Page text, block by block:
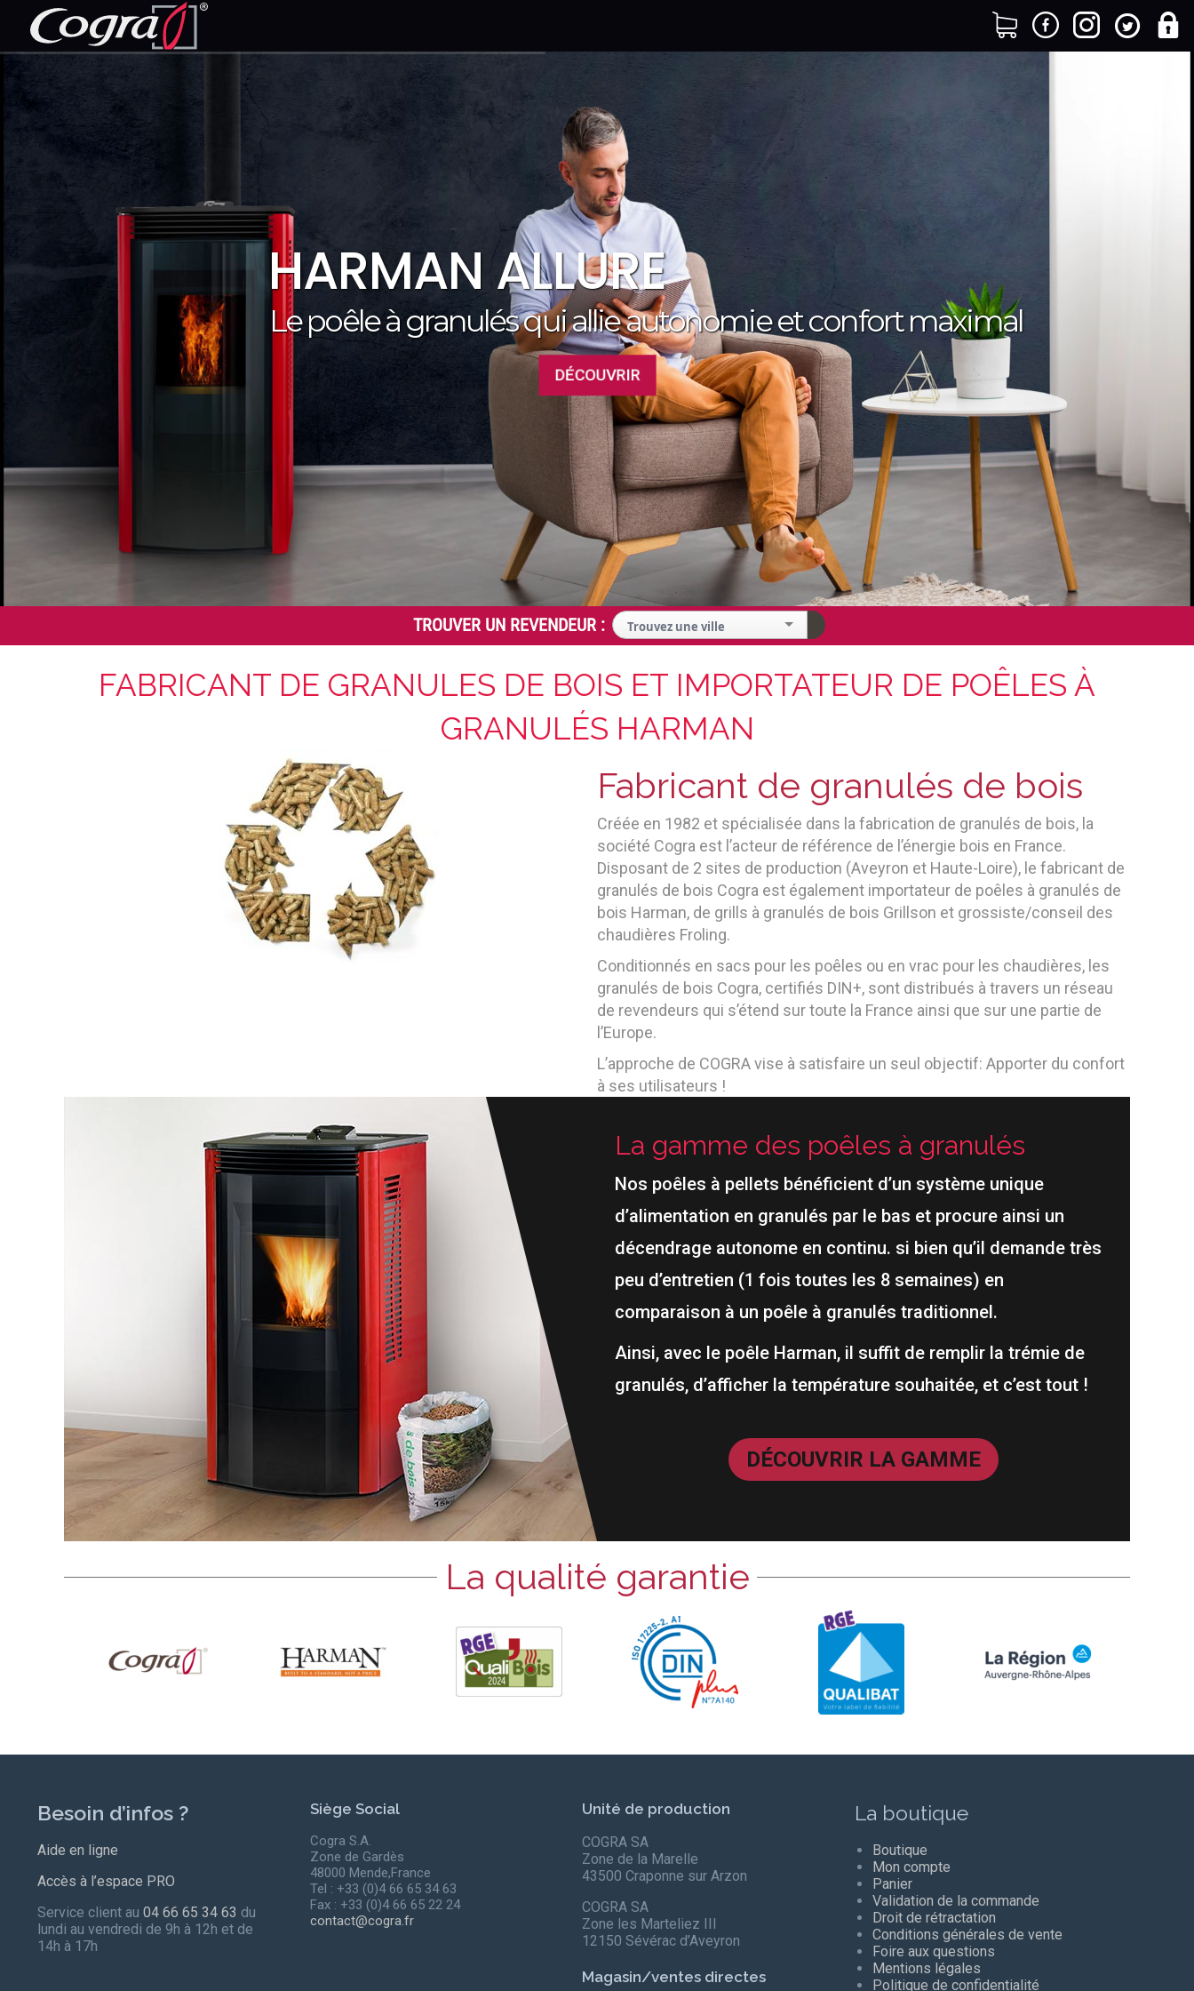
Le poêle à granulés qui allie autonomie et confort maximal
HARMAN ALLURE
DÉCOUVRIR
FABRICANT DE GRANULES DE BOIS ET IMPORTATEUR DE POÊLES À
GRANULÉS HARMAN
Fabricant de granulés de bois
Créée en 1982 et spécialisée dans la fabrication de granulés de bois, la
société Cogra est l’acteur de référence de l’énergie bois en France.
Disposant de 2 sites de production (Aveyron et Haute-Loire), le fabricant de
granulés de bois Cogra est également importateur de poêles à granulés de
bois Harman, de grills à granulés de bois Grillson et grossiste/conseil des
chaudières Froling.
Conditionnés en sacs pour les poêles ou en vrac pour les chaudières, les
granulés de bois Cogra, certifiés DIN+, sont distribués à travers un réseau
de revendeurs qui s’étend sur toute la France ainsi que sur une partie de
l’Europe.
L’approche de COGRA vise à satisfaire un seul objectif: Apporter du confort
à ses utilisateurs !
La gamme des poêles à granulés
Nos poêles à pellets bénéficient d’un système unique
d’alimentation en granulés par le bas et procure ainsi un
décendrage autonome en continu. si bien qu’il demande très
peu d’entretien (1 fois toutes les 8 semaines) en
comparaison à un poêle à granulés traditionnel.
Ainsi, avec le poêle Harman, il suffit de remplir la trémie de
granulés, d’afficher la température souhaitée, et c’est tout !
DÉCOUVRIR LA GAMME
La qualité garantie
Besoin d’infos ?
Aide en ligne
Accès à l’espace PRO
Service client au04 66 65 34 63 du
lundi au vendredi de 9h à 12h et de
14h à 17h
Siège Social
Cogra S.A.
Zone de Gardès
48000 Mende,France
Tel : +33 (0)4 66 65 34 63
Fax : +33 (0)4 66 65 22 24
contact@cogra.fr
Unité de production
COGRA SA
Zone de la Marelle
43500 Craponne sur Arzon
COGRA SA
Zone les Marteliez III
12150 Sévérac d’Aveyron
Magasin/ventes directes
La boutique
Boutique
Mon compte
Panier
Validation de la commande
Droit de rétractation
Conditions générales de vente
Foire aux questions
Mentions légales
Politique de confidentialité